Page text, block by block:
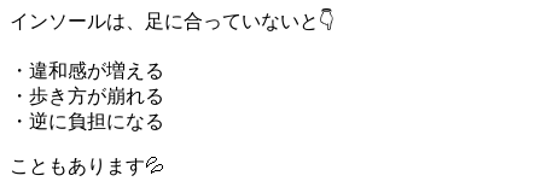
インソールは、足に合っていないと👇
・違和感が増える
・歩き方が崩れる
・逆に負担になる
こともあります💦